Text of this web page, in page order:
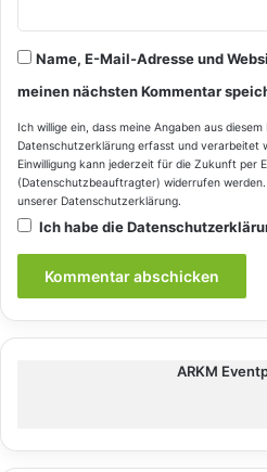
Name, E-Mail-Adresse und
meinen nächsten Kommentar
Ich willige ein, dass meine Angaben aus
Datenschutzerklärung erfasst und verarbeitet
Einwilligung kann jederzeit für die Zukunft per
(Datenschutzbeauftragter) widerrufen
unserer Datenschutzerklärung.
Ich habe die
ARKM